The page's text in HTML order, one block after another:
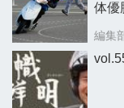
体優
編集